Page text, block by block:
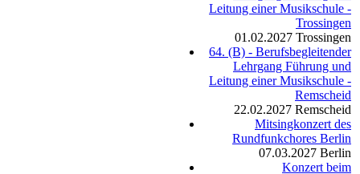
Leitung einer Musikschule -
Trossingen
01.02.2027 Trossingen
64. (B) - Berufsbegleitender
Lehrgang Führung und
Leitung einer Musikschule -
Remscheid
22.02.2027 Remscheid
Mitsingkonzert des
Rundfunkchores Berlin
07.03.2027 Berlin
Konzert beim